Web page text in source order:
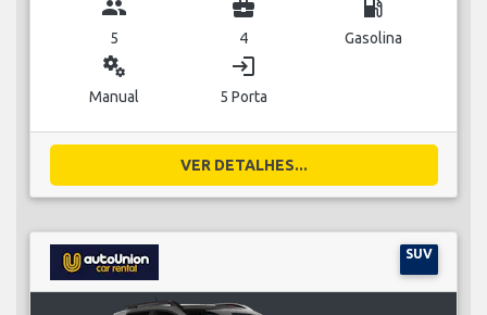
group
5
business_center
4
local_gas_station
Gasolina
miscellaneous_services
Manual
login
5 Porta
VER DETALHES...
SUV